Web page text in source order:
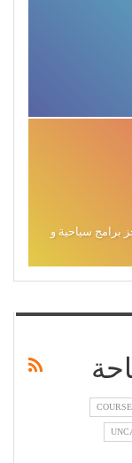
برامج سياحية و